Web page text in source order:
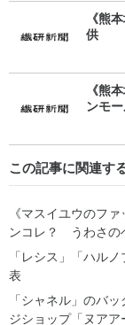
《熊
供
《熊
ンモ
この記事に関連す
《マスイユウのフ
ンコレ？ うわさの
「レシス」「ハル
表
「シャネル」のバ
ジショップ「ヌアア